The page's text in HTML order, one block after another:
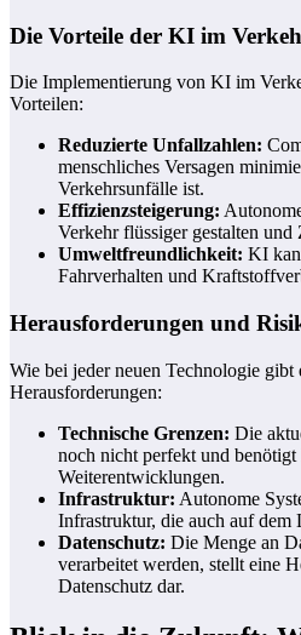
Die Vorteile der KI im
Die Implementierung von KI im
Vorteilen:
Reduzierte Unfallzahlen:
menschliches Versagen
Verkehrsunfälle ist.
Effizienzsteigerung:
Verkehr flüssiger gestalten und
Umweltfreundlichkeit: KI
Fahrverhalten und
Herausforderungen und
Wie bei jeder neuen Technologie gibt
Herausforderungen:
Technische Grenzen: Die
noch nicht perfekt und
Weiterentwicklungen.
Infrastruktur: Autonome
Infrastruktur, die auch auf dem
Datenschutz: Die Menge an
verarbeitet werden, stellt eine
Datenschutz dar.